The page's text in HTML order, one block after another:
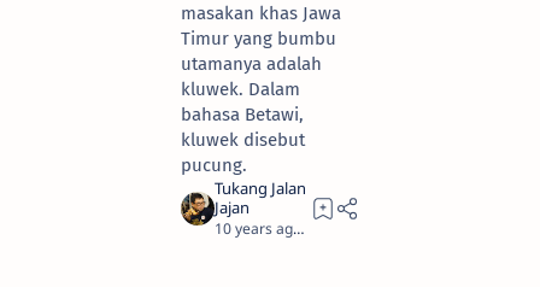
masakan khas Jawa
Timur yang bumbu
utamanya adalah
kluwek. Dalam
bahasa Betawi,
kluwek disebut
pucung.
10 years ago